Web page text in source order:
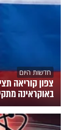
חדשות היום
צפון קוריאה
באוקראינה